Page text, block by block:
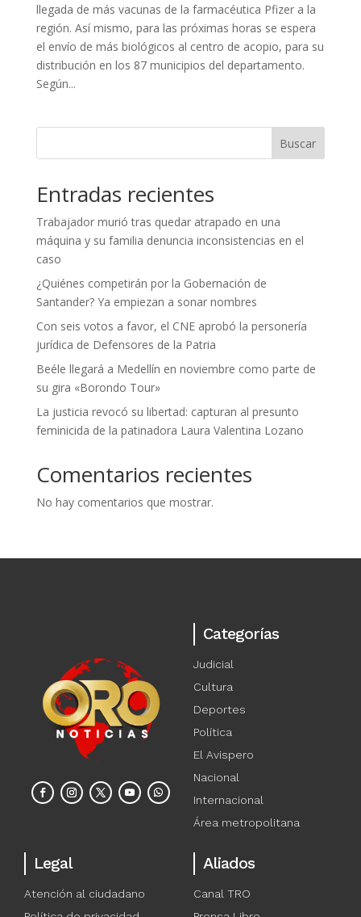
llegada de más vacunas de la farmacéutica Pfizer a la
región. Así mismo, para las próximas horas se espera
el envío de más biológicos al centro de acopio, para su
distribución en los 87 municipios del departamento.
Según...
Buscar
Entradas recientes
Trabajador murió tras quedar atrapado en una
máquina y su familia denuncia inconsistencias en el
caso
¿Quiénes competirán por la Gobernación de
Santander? Ya empiezan a sonar nombres
Con seis votos a favor, el CNE aprobó la personería
jurídica de Defensores de la Patria
Beéle llegará a Medellín en noviembre como parte de
su gira «Borondo Tour»
La justicia revocó su libertad: capturan al presunto
feminicida de la patinadora Laura Valentina Lozano
Comentarios recientes
No hay comentarios que mostrar.
Categorías
Judicial
Cultura
Deportes
Política
El Avispero
Nacional
Internacional
Área metropolitana
Legal
Atención al ciudadano
Aliados
Canal TRO